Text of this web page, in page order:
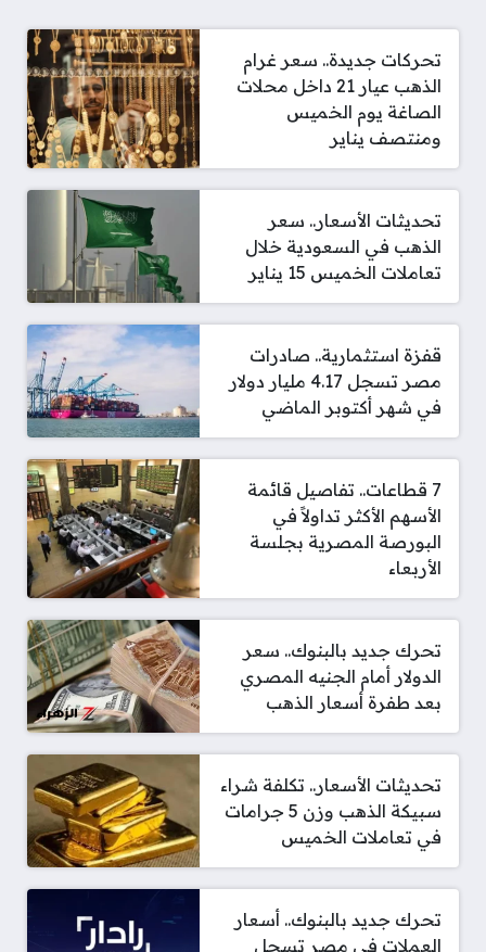
تحركات جديدة.. سعر غرام
الذهب عيار 21 داخل محلات
الصاغة يوم الخميس
ومنتصف يناير
تحديثات الأسعار.. سعر
الذهب في السعودية خلال
تعاملات الخميس 15 يناير
قفزة استثمارية.. صادرات
مصر تسجل 4.17 مليار دولار
في شهر أكتوبر الماضي
7 قطاعات.. تفاصيل قائمة
الأسهم الأكثر تداولاً في
البورصة المصرية بجلسة
الأربعاء
تحرك جديد بالبنوك.. سعر
الدولار أمام الجنيه المصري
بعد طفرة أسعار الذهب
تحديثات الأسعار.. تكلفة شراء
سبيكة الذهب وزن 5 جرامات
في تعاملات الخميس
تحرك جديد بالبنوك.. أسعار
العملات في مصر تسجل